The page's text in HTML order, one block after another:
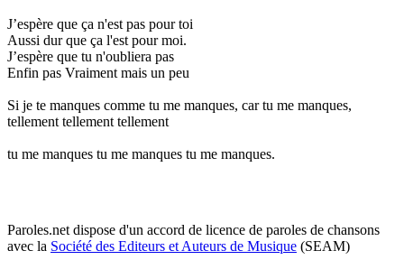
J’espère que ça n'est pas pour toi
Aussi dur que ça l'est pour moi.
J’espère que tu n'oubliera pas
Enfin pas Vraiment mais un peu
Si je te manques comme tu me manques, car tu me manques,
tellement tellement tellement
tu me manques tu me manques tu me manques.
Paroles.net dispose d'un accord de licence de paroles de chansons
avec la Société des Editeurs et Auteurs de Musique (SEAM)